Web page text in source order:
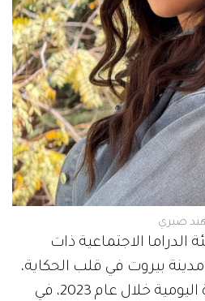
صبري
الدراما الاجتماعية ذات
بيروت في قلب الحكاية،
مستعيداً تفاصيل الحياة اليومية خلال عام 2023، في